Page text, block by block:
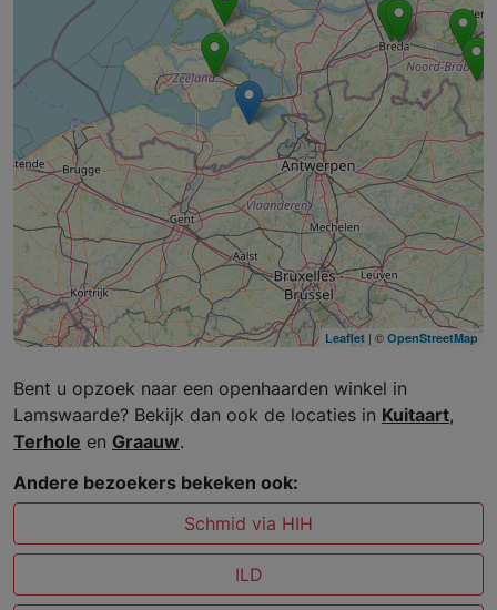
Leaflet | © OpenStreetMap
Bent u opzoek naar een openhaarden winkel in
Lamswaarde? Bekijk dan ook de locaties in Kuitaart,
Terhole en Graauw.
Andere bezoekers bekeken ook:
Schmid via HIH
ILD